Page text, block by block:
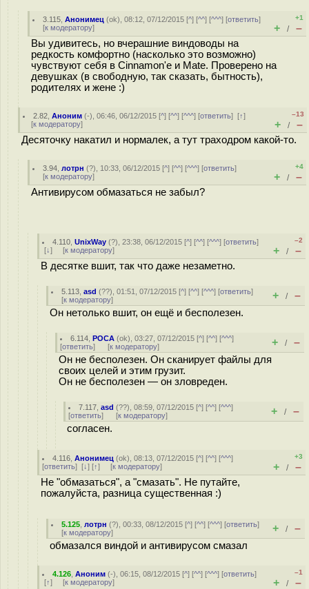
3.115 ,Анонимец (ok), 08:12, 07/12/2015 [^] [^^] [^^^] [ответить]
[к модератору]
+1
+ / –
Вы удивитесь, но вчерашние виндоводы на
редкость комфортно (насколько это возможно)
чувствуют себя в Cinnamon'е и Mate. Проверено на
девушках (в свободную, так сказать, бытность),
родителях и жене :)
2.82 ,Аноним (-), 06:46, 06/12/2015 [^] [^^] [^^^] [ответить][↑]
[к модератору]
–13
+ / –
Десяточку накатил и нормалек, а тут траходром какой-то.
3.94 ,лотрн (?), 10:33, 06/12/2015 [^] [^^] [^^^] [ответить]
[к модератору]
+4
+ / –
Антивирусом обмазаться не забыл?
4.110 ,UnixWay (?), 23:38, 06/12/2015 [^] [^^] [^^^] [ответить]
[↓] [к модератору]
–2
+ / –
В десятке вшит, так что даже незаметно.
5.113 ,asd (??), 01:51, 07/12/2015 [^] [^^] [^^^] [ответить]
[к модератору] + / –
Он нетолько вшит, он ещё и бесполезен.
6.114 ,РОСА (ok), 03:27, 07/12/2015 [^] [^^] [^^^]
[ответить] [к модератору] + / –
Он не бесполезен. Он сканирует файлы для
своих целей и этим грузит.
Он не бесполезен — он зловреден.
7.117 ,asd (??), 08:59, 07/12/2015 [^] [^^] [^^^]
[ответить] [к модератору] + / –
согласен.
4.116 ,Анонимец (ok), 08:13, 07/12/2015 [^] [^^] [^^^]
[ответить] [↓] [↑] [к модератору]
+3
+ / –
Не "обмазаться", а "смазать". Не путайте,
пожалуйста, разница существенная :)
5.125 ,лотрн (?), 00:33, 08/12/2015 [^] [^^] [^^^] [ответить]
[к модератору] + / –
обмазался виндой и антивирусом смазал
4.126 ,Аноним (-), 06:15, 08/12/2015 [^] [^^] [^^^] [ответить]
[↑] [к модератору]
–1
+ / –